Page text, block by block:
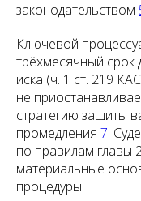
законодательством
Ключевой
трёхмесячный срок
иска (ч. 1 ст. 219
не
стратегию защиты
промедления 7.
по правилам главы
материальные
процедуры.